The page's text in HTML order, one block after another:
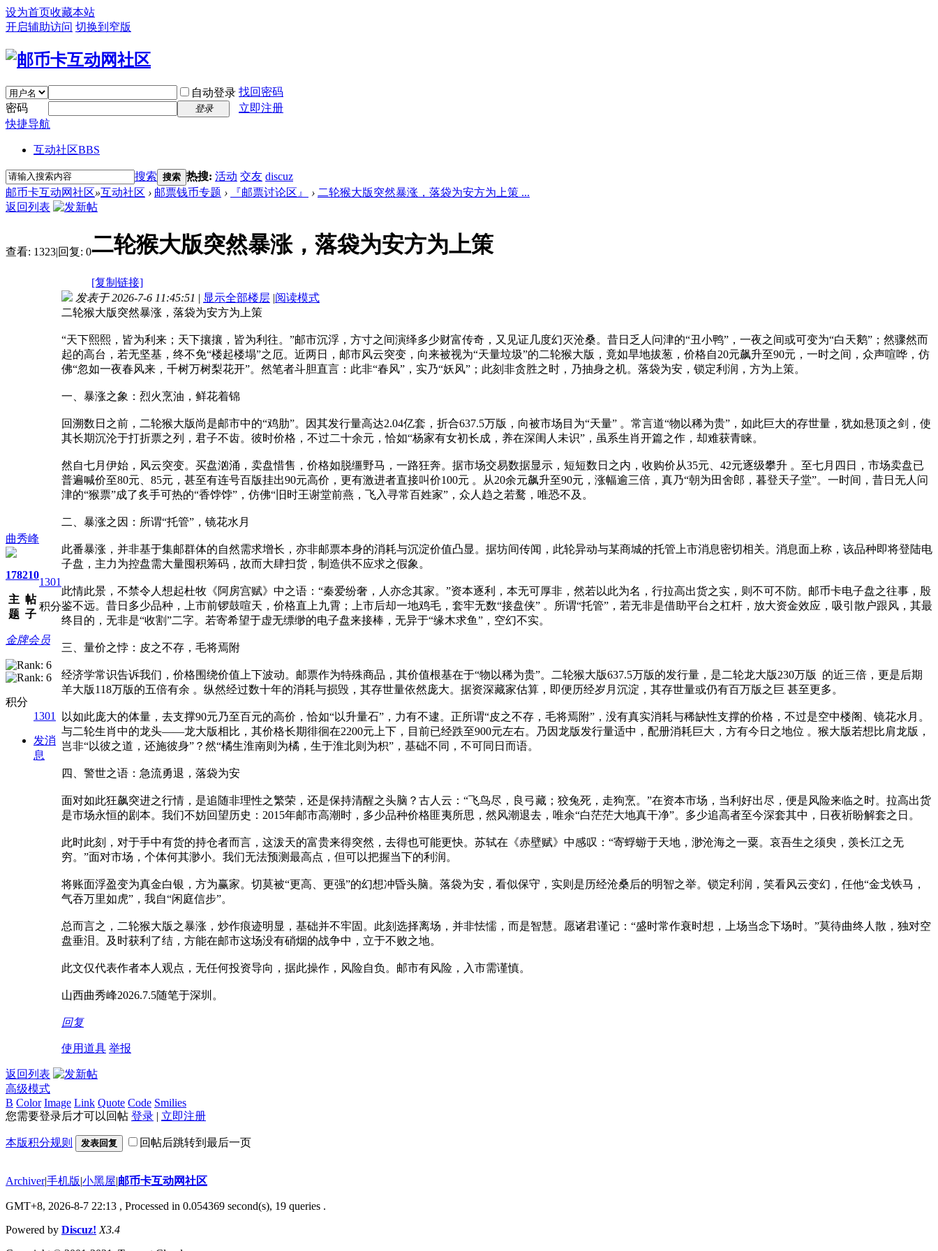
设为首页收藏本站
开启辅助访问 切换到窄版
自动登录 找回密码
密码
登录
立即注册
快捷导航
互动社区BBS
搜索 搜索 热搜: 活动 交友 discuz
邮币卡互动网社区»互动社区 › 邮票钱币专题 › 『邮票讨论区』 › 二轮猴大版突然暴涨，落袋为安方为上策 ...
返回列表
查看: 1323|回复: 0二轮猴大版突然暴涨，落袋为安方为上策
[复制链接]
曲秀峰
178
主
题
210
帖
子
1301
积分
金牌会员
积分
1301
发消
息
发表于 2026-7-6 11:45:51 | 显示全部楼层 |阅读模式
二轮猴大版突然暴涨，落袋为安方为上策
“天下熙熙，皆为利来；天下攘攘，皆为利往。”邮市沉浮，方寸之间演绎多少财富传奇，又见证几度幻灭沧桑。昔日乏人问津的“丑小鸭”，一夜之间或可变为“白天鹅”；然骤然而
起的高台，若无坚基，终不免“楼起楼塌”之厄。近两日，邮市风云突变，向来被视为“天量垃圾”的二轮猴大版，竟如旱地拔葱，价格自20元飙升至90元，一时之间，众声喧哗，仿
佛“忽如一夜春风来，千树万树梨花开”。然笔者斗胆直言：此非“春风”，实乃“妖风”；此刻非贪胜之时，乃抽身之机。落袋为安，锁定利润，方为上策。
一、暴涨之象：烈火烹油，鲜花着锦
回溯数日之前，二轮猴大版尚是邮市中的“鸡肋”。因其发行量高达2.04亿套，折合637.5万版，向被市场目为“天量” 。常言道“物以稀为贵”，如此巨大的存世量，犹如悬顶之剑，使
其长期沉沦于打折票之列，君子不齿。彼时价格，不过二十余元，恰如“杨家有女初长成，养在深闺人未识”，虽系生肖开篇之作，却难获青睐。
然自七月伊始，风云突变。买盘汹涌，卖盘惜售，价格如脱缰野马，一路狂奔。据市场交易数据显示，短短数日之内，收购价从35元、42元逐级攀升 。至七月四日，市场卖盘已
普遍喊价至80元、85元，甚至有连号百版挂出90元高价，更有激进者直接叫价100元 。从20余元飙升至90元，涨幅逾三倍，真乃“朝为田舍郎，暮登天子堂”。一时间，昔日无人问
津的“猴票”成了炙手可热的“香饽饽”，仿佛“旧时王谢堂前燕，飞入寻常百姓家”，众人趋之若鹜，唯恐不及。
二、暴涨之因：所谓“托管”，镜花水月
此番暴涨，并非基于集邮群体的自然需求增长，亦非邮票本身的消耗与沉淀价值凸显。据坊间传闻，此轮异动与某商城的托管上市消息密切相关。消息面上称，该品种即将登陆电
子盘，主力为控盘需大量囤积筹码，故而大肆扫货，制造供不应求之假象。
此情此景，不禁令人想起杜牧《阿房宫赋》中之语：“秦爱纷奢，人亦念其家。”资本逐利，本无可厚非，然若以此为名，行拉高出货之实，则不可不防。邮币卡电子盘之往事，殷
鉴不远。昔日多少品种，上市前锣鼓喧天，价格直上九霄；上市后却一地鸡毛，套牢无数“接盘侠” 。所谓“托管”，若无非是借助平台之杠杆，放大资金效应，吸引散户跟风，其最
终目的，无非是“收割”二字。若寄希望于虚无缥缈的电子盘来接棒，无异于“缘木求鱼”，空幻不实。
三、量价之悖：皮之不存，毛将焉附
经济学常识告诉我们，价格围绕价值上下波动。邮票作为特殊商品，其价值根基在于“物以稀为贵”。二轮猴大版637.5万版的发行量，是二轮龙大版230万版 的近三倍，更是后期
羊大版118万版的五倍有余 。纵然经过数十年的消耗与损毁，其存世量依然庞大。据资深藏家估算，即便历经岁月沉淀，其存世量或仍有百万版之巨 甚至更多。
以如此庞大的体量，去支撑90元乃至百元的高价，恰如“以升量石”，力有不逮。正所谓“皮之不存，毛将焉附”，没有真实消耗与稀缺性支撑的价格，不过是空中楼阁、镜花水月。
与二轮生肖中的龙头——龙大版相比，其价格长期徘徊在2200元上下，目前已经跌至900元左右。乃因龙版发行量适中，配册消耗巨大，方有今日之地位 。猴大版若想比肩龙版，
岂非“以彼之道，还施彼身”？然“橘生淮南则为橘，生于淮北则为枳”，基础不同，不可同日而语。
四、警世之语：急流勇退，落袋为安
面对如此狂飙突进之行情，是追随非理性之繁荣，还是保持清醒之头脑？古人云：“飞鸟尽，良弓藏；狡兔死，走狗烹。”在资本市场，当利好出尽，便是风险来临之时。拉高出货
是市场永恒的剧本。我们不妨回望历史：2015年邮市高潮时，多少品种价格匪夷所思，然风潮退去，唯余“白茫茫大地真干净”。多少追高者至今深套其中，日夜祈盼解套之日。
此时此刻，对于手中有货的持仓者而言，这泼天的富贵来得突然，去得也可能更快。苏轼在《赤壁赋》中感叹：“寄蜉蝣于天地，渺沧海之一粟。哀吾生之须臾，羡长江之无
穷。”面对市场，个体何其渺小。我们无法预测最高点，但可以把握当下的利润。
将账面浮盈变为真金白银，方为赢家。切莫被“更高、更强”的幻想冲昏头脑。落袋为安，看似保守，实则是历经沧桑后的明智之举。锁定利润，笑看风云变幻，任他“金戈铁马，
气吞万里如虎”，我自“闲庭信步”。
总而言之，二轮猴大版之暴涨，炒作痕迹明显，基础并不牢固。此刻选择离场，并非怯懦，而是智慧。愿诸君谨记：“盛时常作衰时想，上场当念下场时。”莫待曲终人散，独对空
盘垂泪。及时获利了结，方能在邮市这场没有硝烟的战争中，立于不败之地。
此文仅代表作者本人观点，无任何投资导向，据此操作，风险自负。邮市有风险，入市需谨慎。
山西曲秀峰2026.7.5随笔于深圳。
回复
使用道具 举报
返回列表
高级模式
B Color Image Link Quote Code Smilies
您需要登录后才可以回帖 登录 | 立即注册
本版积分规则 发表回复 回帖后跳转到最后一页
Archiver|手机版|小黑屋|邮币卡互动网社区
GMT+8, 2026-8-7 22:13 , Processed in 0.054369 second(s), 19 queries .
Powered by Discuz! X3.4